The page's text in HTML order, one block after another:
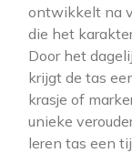
ontwikkelt na
die het
Door het
krijgt de tas
krasje of
unieke
leren tas een